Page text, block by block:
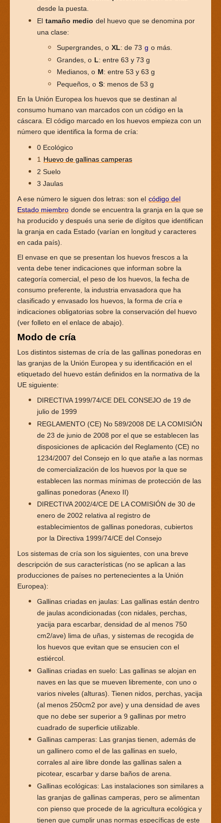
desde la puesta.
El tamaño medio del huevo que se denomina por
una clase:
Supergrandes, o XL: de 73 g o más.
Grandes, o L: entre 63 y 73 g
Medianos, o M: entre 53 y 63 g
Pequeños, o S: menos de 53 g
En la Unión Europea los huevos que se destinan al
consumo humano van marcados con un código en la
cáscara. El código marcado en los huevos empieza con un
número que identifica la forma de cría:
0 Ecológico
1 Huevo de gallinas camperas
2 Suelo
3 Jaulas
A ese número le siguen dos letras: son el código del
Estado miembro donde se encuentra la granja en la que se
ha producido y después una serie de dígitos que identifican
la granja en cada Estado (varían en longitud y caracteres
en cada país).
El envase en que se presentan los huevos frescos a la
venta debe tener indicaciones que informan sobre la
categoría comercial, el peso de los huevos, la fecha de
consumo preferente, la industria envasadora que ha
clasificado y envasado los huevos, la forma de cría e
indicaciones obligatorias sobre la conservación del huevo
(ver folleto en el enlace de abajo).
Modo de cría
Los distintos sistemas de cría de las gallinas ponedoras en
las granjas de la Unión Europea y su identificación en el
etiquetado del huevo están definidos en la normativa de la
UE siguiente:
DIRECTIVA 1999/74/CE DEL CONSEJO de 19 de
julio de 1999
REGLAMENTO (CE) No 589/2008 DE LA COMISIÓN
de 23 de junio de 2008 por el que se establecen las
disposiciones de aplicación del Reglamento (CE) no
1234/2007 del Consejo en lo que atañe a las normas
de comercialización de los huevos por la que se
establecen las normas mínimas de protección de las
gallinas ponedoras (Anexo II)
DIRECTIVA 2002/4/CE DE LA COMISIÓN de 30 de
enero de 2002 relativa al registro de
establecimientos de gallinas ponedoras, cubiertos
por la Directiva 1999/74/CE del Consejo
Los sistemas de cría son los siguientes, con una breve
descripción de sus características (no se aplican a las
producciones de países no pertenecientes a la Unión
Europea):
Gallinas criadas en jaulas: Las gallinas están dentro
de jaulas acondicionadas (con nidales, perchas,
yacija para escarbar, densidad de al menos 750
cm2/ave) lima de uñas, y sistemas de recogida de
los huevos que evitan que se ensucien con el
estiércol.
Gallinas criadas en suelo: Las gallinas se alojan en
naves en las que se mueven libremente, con uno o
varios niveles (alturas). Tienen nidos, perchas, yacija
(al menos 250cm2 por ave) y una densidad de aves
que no debe ser superior a 9 gallinas por metro
cuadrado de superficie utilizable.
Gallinas camperas: Las granjas tienen, además de
un gallinero como el de las gallinas en suelo,
corrales al aire libre donde las gallinas salen a
picotear, escarbar y darse baños de arena.
Gallinas ecológicas: Las instalaciones son similares a
las granjas de gallinas camperas, pero se alimentan
con pienso que procede de la agricultura ecológica y
tienen que cumplir unas normas específicas de este